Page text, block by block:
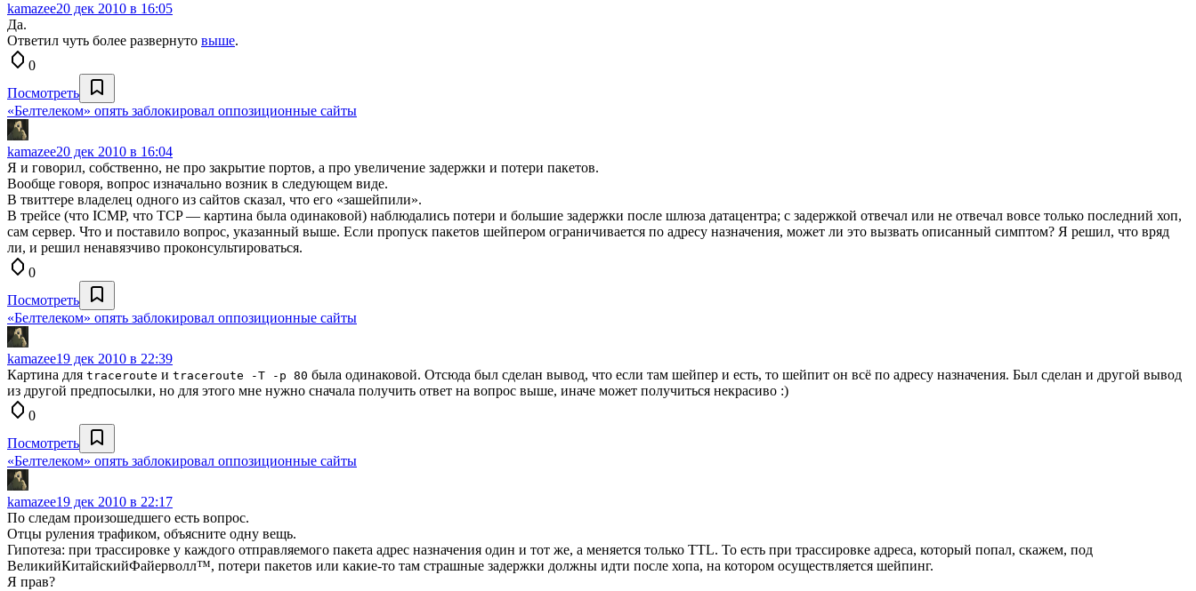
kamazee20 дек 2010 в 16:05
Да.
Ответил чуть более развернуто выше.
0
Посмотреть
«Белтелеком» опять заблокировал оппозиционные сайты
kamazee20 дек 2010 в 16:04
Я и говорил, собственно, не про закрытие портов, а про увеличение задержки и потери пакетов.
Вообще говоря, вопрос изначально возник в следующем виде.
В твиттере владелец одного из сайтов сказал, что его «зашейпили».
В трейсе (что ICMP, что TCP — картина была одинаковой) наблюдались потери и большие задержки после шлюза датацентра; с задержкой отвечал или не отвечал вовсе только последний хоп,
сам сервер. Что и поставило вопрос, указанный выше. Если пропуск пакетов шейпером ограничивается по адресу назначения, может ли это вызвать описанный симптом? Я решил, что вряд
ли, и решил ненавязчиво проконсультироваться.
0
Посмотреть
«Белтелеком» опять заблокировал оппозиционные сайты
kamazee19 дек 2010 в 22:39
Картина для traceroute и traceroute -T -p 80 была одинаковой. Отсюда был сделан вывод, что если там шейпер и есть, то шейпит он всё по адресу назначения. Был сделан и другой вывод
из другой предпосылки, но для этого мне нужно сначала получить ответ на вопрос выше, иначе может получиться некрасиво :)
0
Посмотреть
«Белтелеком» опять заблокировал оппозиционные сайты
kamazee19 дек 2010 в 22:17
По следам произошедшего есть вопрос.
Отцы руления трафиком, объясните одну вещь.
Гипотеза: при трассировке у каждого отправляемого пакета адрес назначения один и тот же, а меняется только TTL. То есть при трассировке адреса, который попал, скажем, под
ВеликийКитайскийФайерволл™, потери пакетов или какие-то там страшные задержки должны идти после хопа, на котором осуществляется шейпинг.
Я прав?